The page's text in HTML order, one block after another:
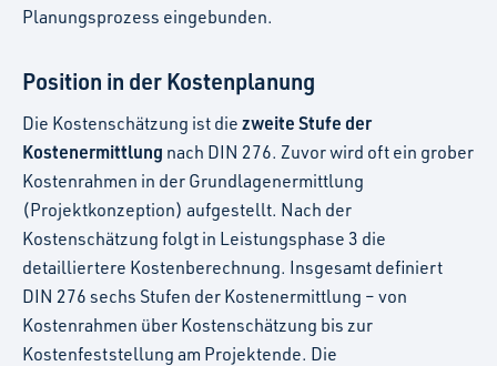
Planungsprozess eingebunden.
Position in der Kostenplanung
Die Kostenschätzung ist die zweite Stufe der
Kostenermittlung nach DIN 276. Zuvor wird oft ein grober
Kostenrahmen in der Grundlagenermittlung
(Projektkonzeption) aufgestellt. Nach der
Kostenschätzung folgt in Leistungsphase 3 die
detailliertere Kostenberechnung. Insgesamt definiert
DIN 276 sechs Stufen der Kostenermittlung – von
Kostenrahmen über Kostenschätzung bis zur
Kostenfeststellung am Projektende. Die